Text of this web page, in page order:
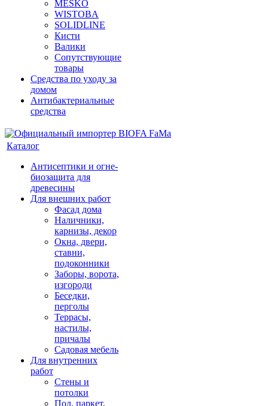
MESKO
WISTOBA
SOLIDLINE
Кисти
Валики
Сопутствующие
товары
Средства по уходу за
домом
Антибактериальные
средства
Каталог
Антисептики и огне-
биозащита для
древесины
Для внешних работ
Фасад дома
Наличники,
карнизы, декор
Окна, двери,
ставни,
подоконники
Заборы, ворота,
изгороди
Беседки,
перголы
Террасы,
настилы,
причалы
Садовая мебель
Для внутренних
работ
Стены и
потолки
Пол, паркет,